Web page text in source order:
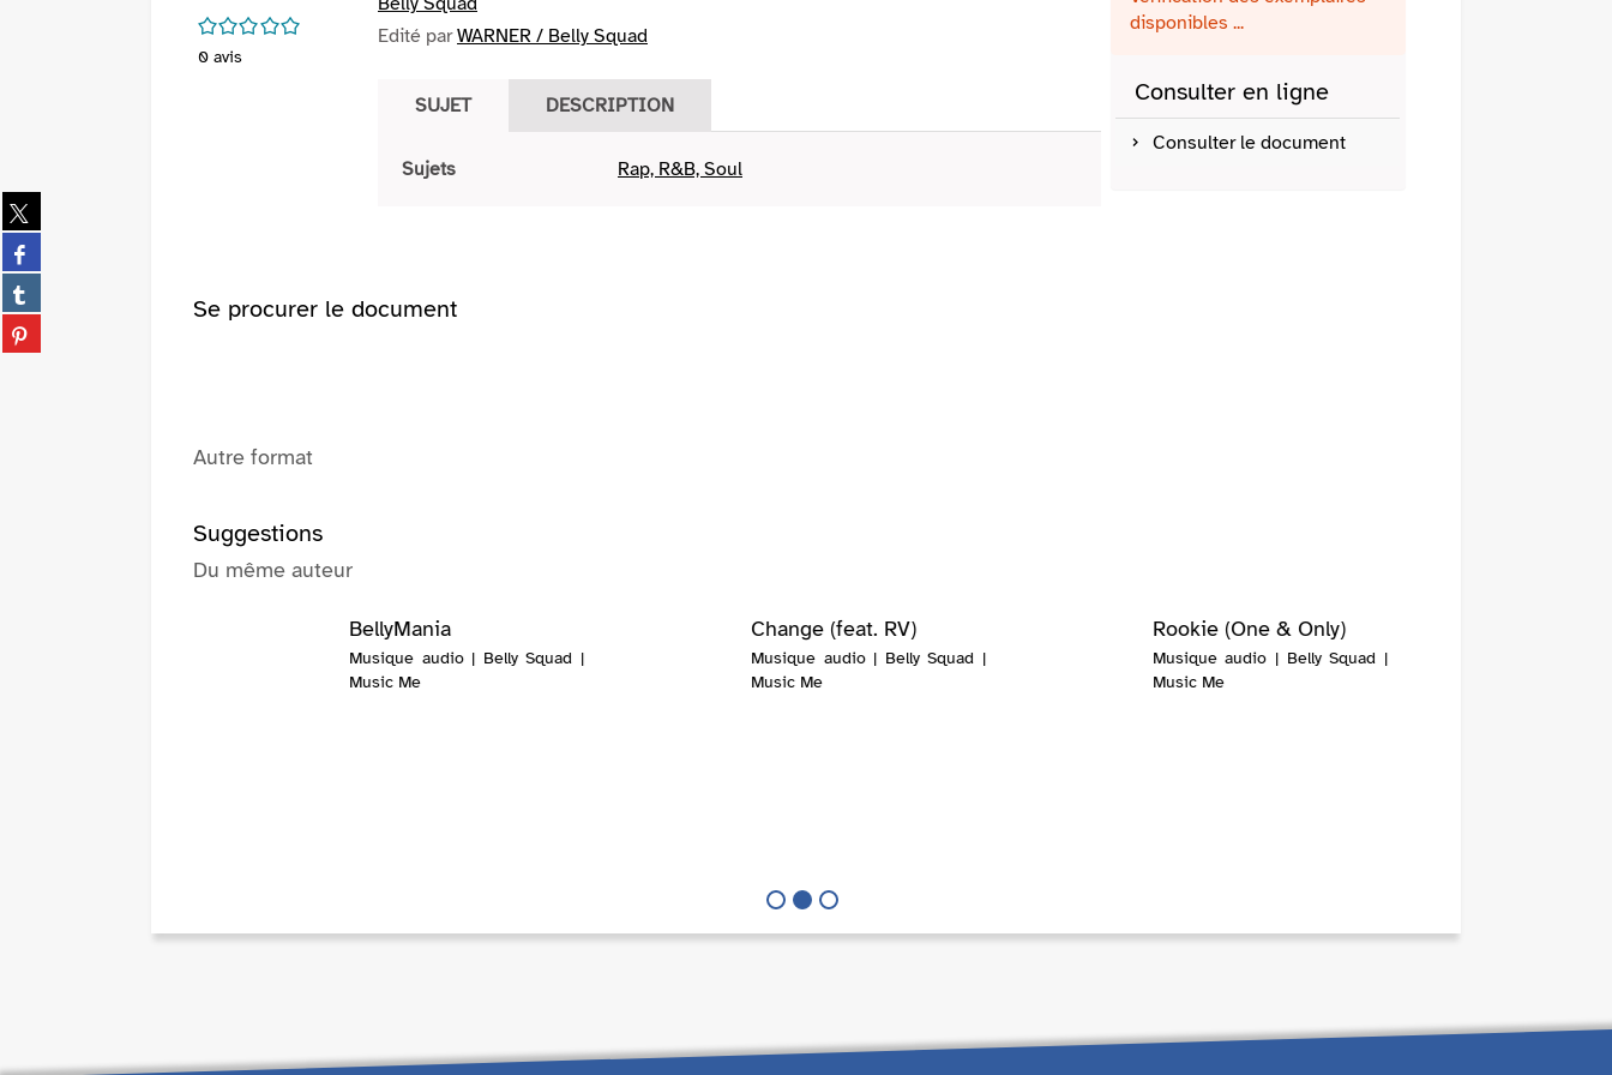
Partager
sur
twitter
(Nouvelle
fenêtre)
Partager
sur
facebook
(Nouvelle
fenêtre)
Partager
sur
tumblr
Partager
sur
/5
0 avis
Edité parWARNER / Belly Squad
SUJET DESCRIPTION
Sujets Rap, R&B, Soul
disponibles ...
Consulter en ligne
Consulter le document
Se procurer le document
Autre format
Suggestions
Du même auteur
Change (feat. RV)
Musique audio | Belly Squad |
Music Me
Rookie (One & Only)
Musique audio | Belly Squad |
Music Me
BellyMania
Musique audio | Belly Squad |
Music Me